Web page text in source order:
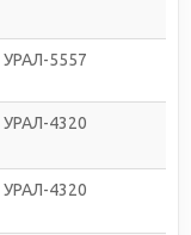
УРАЛ-5557
УРАЛ-4320
УРАЛ-4320